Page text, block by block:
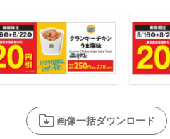
画像一括ダウンロード